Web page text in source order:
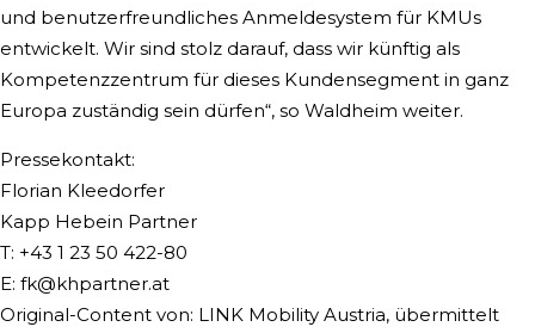
und benutzerfreundliches Anmeldesystem für KMUs
entwickelt. Wir sind stolz darauf, dass wir künftig als
Kompetenzzentrum für dieses Kundensegment in ganz
Europa zuständig sein dürfen“, so Waldheim weiter.
Pressekontakt:
Florian Kleedorfer
Kapp Hebein Partner
T: +43 1 23 50 422-80
E: fk@khpartner.at
Original-Content von: LINK Mobility Austria, übermittelt